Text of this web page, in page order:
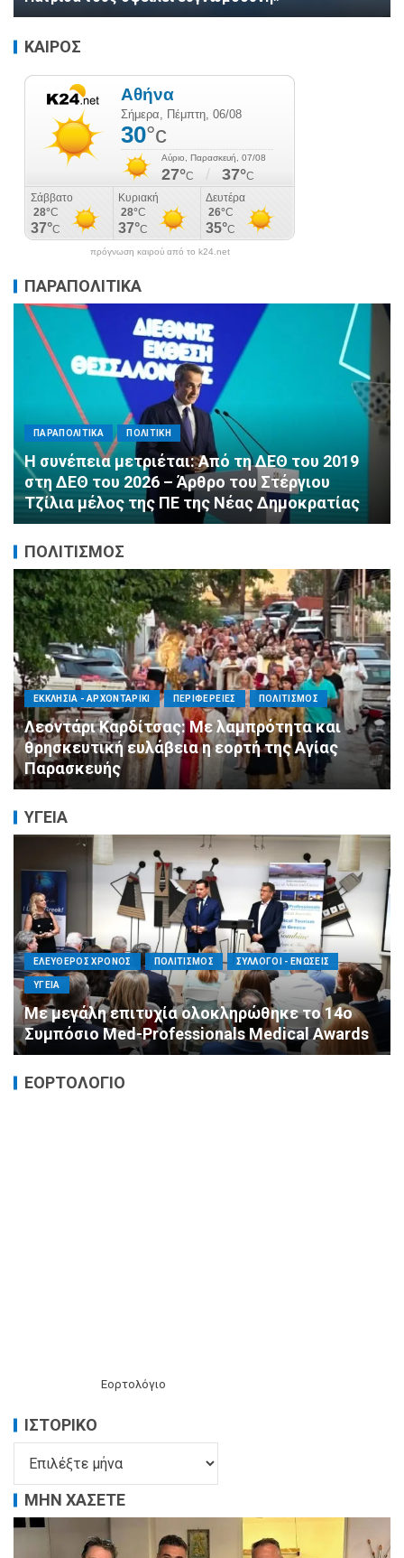
ΚΑΙΡΟΣ
πρόγνωση καιρού από το k24.net
ΠΑΡΑΠΟΛΙΤΙΚΑ
ΠΑΡΑΠΟΛΙΤΙΚΑ ΠΟΛΙΤΙΚΗ
Αλληλεγγύη χωρίς σύνορα: 1.500
εμφιαλωμένα νερά για τους πυροσβέστες στα
Μέγαρα από τη ΔΕΕΠ Α’ Αθηνών ΝΔ και τη 2η
ΔΗΜ.Τ.Ο.
ΠΟΛΙΤΙΣΜΟΣ
ΑΓΙΟΣ ΔΗΜΗΤΡΙΟΣ ΠΟΛΙΤΙΣΜΟΣ ΣΥΛΛΟΓΟΙ - ΕΝΩΣΕΙΣ
Η Εθελοντική Δράση Αγίου Δημητρίου στο
πλευρό των πυρόπληκτων συμπολιτών μας
ΥΓΕΙΑ
ΕΛΕΥΘΕΡΟΣ ΧΡΟΝΟΣ ΟΙΚΟΝΟΜΙΑ ΥΓΕΙΑ
Καταστροφικές δαπάνες υγείας και η
αντιμετώπισή τους
ΕΟΡΤΟΛΟΓΙΟ
Εορτολόγιο
ΙΣΤΟΡΙΚΌ
ΜΗΝ ΧΑΣΕΤΕ